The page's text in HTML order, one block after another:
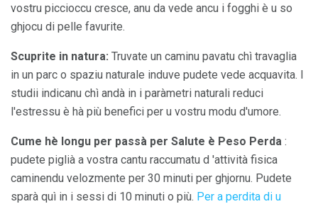
vostru piccioccu cresce, anu da vede ancu i fogghi è u so
ghjocu di pelle favurite.
Scuprite in natura: Truvate un caminu pavatu chì travaglia
in un parc o spaziu naturale induve pudete vede acquavita. I
studii indicanu chì andà in i paràmetri naturali reduci
l'estressu è hà più benefici per u vostru modu d'umore.
Cume hè longu per passà per Salute è Peso Perda :
pudete piglià a vostra cantu raccumatu d 'attività fisica
caminendu velozmente per 30 minuti per ghjornu. Pudete
sparà quì in i sessi di 10 minuti o più. Per a perdita di u